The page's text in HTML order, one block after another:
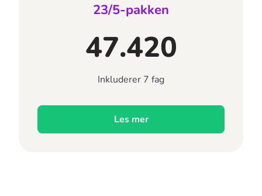
23/5-pakken
47.420
Inkluderer 7 fag
Les mer